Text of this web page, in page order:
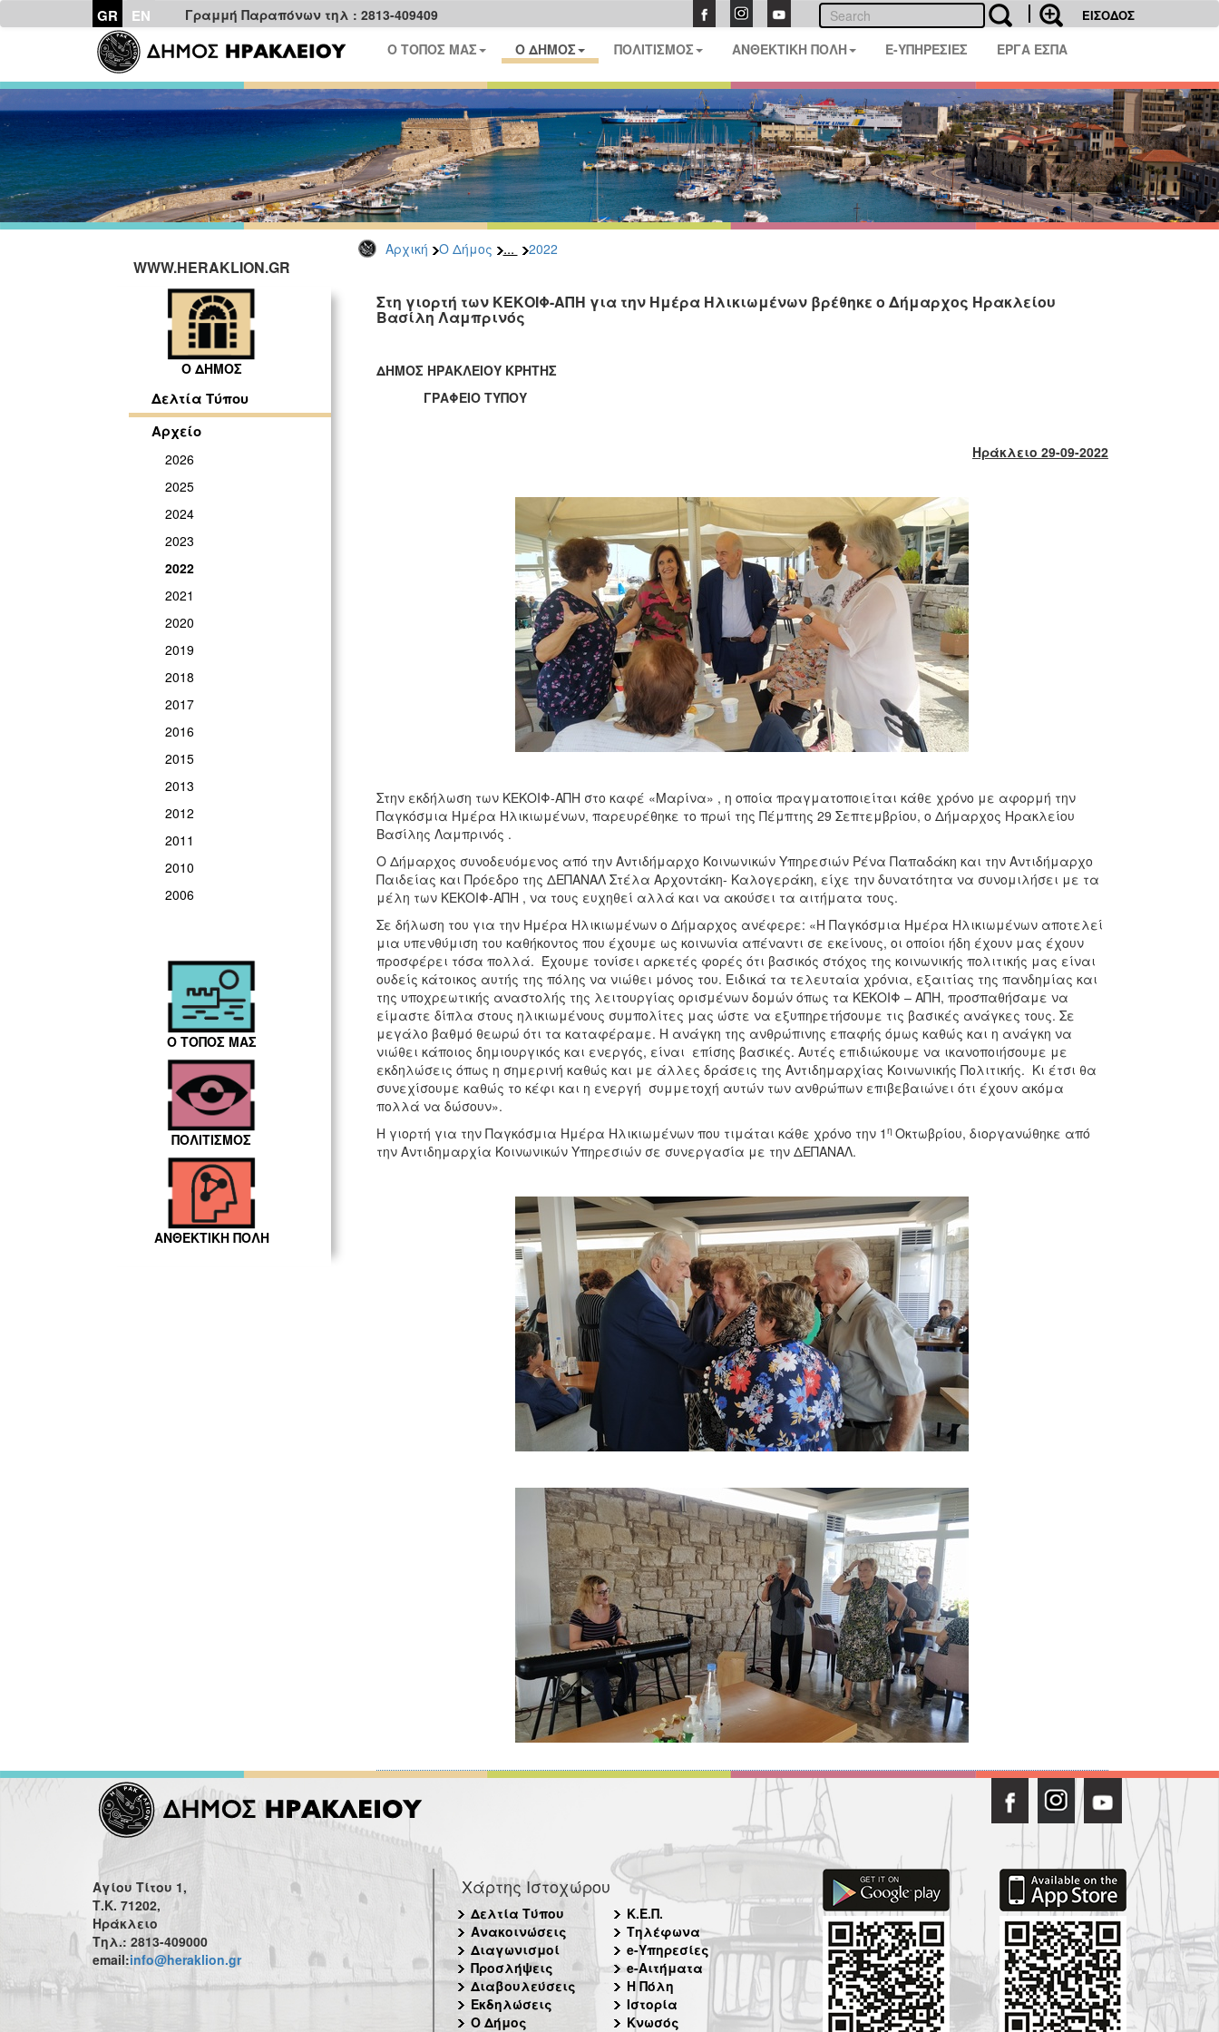
GR EN Γραμμή Παραπόνων τηλ : 2813-409409 ΕΙΣΟΔΟΣ
Ο ΤΟΠΟΣ ΜΑΣ Ο ΔΗΜΟΣ ΠΟΛΙΤΙΣΜΟΣ ΑΝΘΕΚΤΙΚΗ ΠΟΛΗ E-ΥΠΗΡΕΣΙΕΣ ΕΡΓΑ ΕΣΠΑ
Αρχική Ο Δήμος ... 2022
WWW.HERAKLION.GR
Ο ΔΗΜΟΣ
Δελτία Τύπου
Αρχείο
2026
2025
2024
2023
2022
2021
2020
2019
2018
2017
2016
2015
2013
2012
2011
2010
2006
Ο ΤΟΠΟΣ ΜΑΣ
ΠΟΛΙΤΙΣΜΟΣ
ΑΝΘΕΚΤΙΚΗ ΠΟΛΗ
Στη γιορτή των ΚΕΚΟΙΦ-ΑΠΗ για την Ημέρα Ηλικιωμένων βρέθηκε ο Δήμαρχος Ηρακλείου
Βασίλη Λαμπρινός
ΔΗΜΟΣ ΗΡΑΚΛΕΙΟΥ ΚΡΗΤΗΣ
ΓΡΑΦΕΙΟ ΤΥΠΟΥ
Ηράκλειο 29-09-2022
Στην εκδήλωση των ΚΕΚΟΙΦ-ΑΠΗ στο καφέ «Μαρίνα» , η οποία πραγματοποιείται κάθε χρόνο με αφορμή την
Παγκόσμια Ημέρα Ηλικιωμένων, παρευρέθηκε το πρωί της Πέμπτης 29 Σεπτεμβρίου, ο Δήμαρχος Ηρακλείου
Βασίλης Λαμπρινός .
Ο Δήμαρχος συνοδευόμενος από την Αντιδήμαρχο Κοινωνικών Υπηρεσιών Ρένα Παπαδάκη και την Αντιδήμαρχο
Παιδείας και Πρόεδρο της ΔΕΠΑΝΑΛ Στέλα Αρχοντάκη- Καλογεράκη, είχε την δυνατότητα να συνομιλήσει με τα
μέλη των ΚΕΚΟΙΦ-ΑΠΗ , να τους ευχηθεί αλλά και να ακούσει τα αιτήματα τους.
Σε δήλωση του για την Ημέρα Ηλικιωμένων ο Δήμαρχος ανέφερε: «Η Παγκόσμια Ημέρα Ηλικιωμένων αποτελεί
μια υπενθύμιση του καθήκοντος που έχουμε ως κοινωνία απέναντι σε εκείνους, οι οποίοι ήδη έχουν μας έχουν
προσφέρει τόσα πολλά. Έχουμε τονίσει αρκετές φορές ότι βασικός στόχος της κοινωνικής πολιτικής μας είναι
ουδείς κάτοικος αυτής της πόλης να νιώθει μόνος του. Ειδικά τα τελευταία χρόνια, εξαιτίας της πανδημίας και
της υποχρεωτικής αναστολής της λειτουργίας ορισμένων δομών όπως τα ΚΕΚΟΙΦ – ΑΠΗ, προσπαθήσαμε να
είμαστε δίπλα στους ηλικιωμένους συμπολίτες μας ώστε να εξυπηρετήσουμε τις βασικές ανάγκες τους. Σε
μεγάλο βαθμό θεωρώ ότι τα καταφέραμε. Η ανάγκη της ανθρώπινης επαφής όμως καθώς και η ανάγκη να
νιώθει κάποιος δημιουργικός και ενεργός, είναι επίσης βασικές. Αυτές επιδιώκουμε να ικανοποιήσουμε με
εκδηλώσεις όπως η σημερινή καθώς και με άλλες δράσεις της Αντιδημαρχίας Κοινωνικής Πολιτικής. Κι έτσι θα
συνεχίσουμε καθώς το κέφι και η ενεργή συμμετοχή αυτών των ανθρώπων επιβεβαιώνει ότι έχουν ακόμα
πολλά να δώσουν».
Η γιορτή για την Παγκόσμια Ημέρα Ηλικιωμένων που τιμάται κάθε χρόνο την 1 η Οκτωβρίου, διοργανώθηκε από
την Αντιδημαρχία Κοινωνικών Υπηρεσιών σε συνεργασία με την ΔΕΠΑΝΑΛ.
Αγίου Τίτου 1,
Τ.Κ. 71202,
Ηράκλειο
Τηλ.: 2813-409000
email:info@heraklion.gr
Χάρτης Ιστοχώρου
Δελτία Τύπου
Ανακοινώσεις
Διαγωνισμοί
Προσλήψεις
Διαβουλεύσεις
Εκδηλώσεις
Ο Δήμος
Κ.Ε.Π.
Τηλέφωνα
e-Υπηρεσίες
e-Αιτήματα
Η Πόλη
Ιστορία
Κνωσός